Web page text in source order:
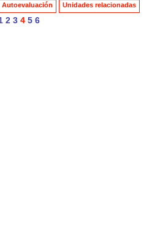
Autoevaluación Unidades relacionadas
2 3 4 5 6